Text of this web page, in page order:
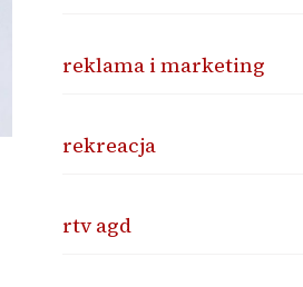
reklama i marketing
rekreacja
rtv agd